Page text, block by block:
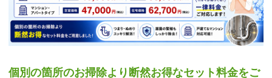
個別の箇所のお掃除より断然お得なセット料金をご